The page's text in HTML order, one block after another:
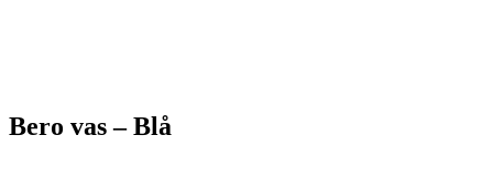
Bero vas – Blå